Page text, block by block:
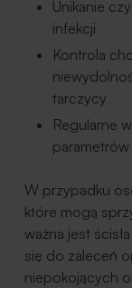
Unikanie
infekcji
Kontrola
tarczycy
Regularne
W przypadku
które mogą
ważna jest
się do zaleceń
niepokojących